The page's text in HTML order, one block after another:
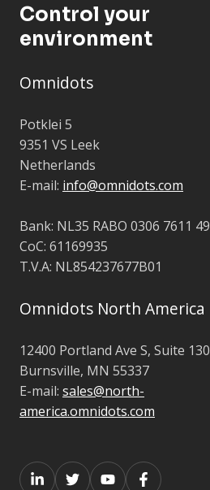
Control your
environment
Omnidots
Potklei 5
9351 VS Leek
Netherlands
E-mail: info@omnidots.com
Bank: NL35 RABO 0306 7611 49
CoC: 61169935
T.V.A: NL854237677B01
Omnidots North America
12400 Portland Ave S, Suite 130
Burnsville, MN 55337
E-mail: sales@north-
america.omnidots.com